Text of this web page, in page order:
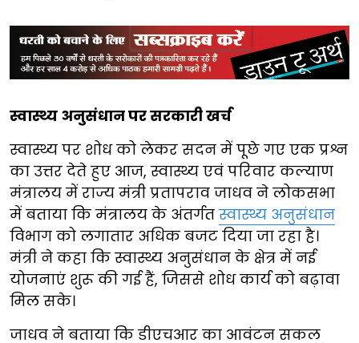
स्वास्थ्य अनुसंधान पर सरकारी खर्च
स्वास्थ्य पर शोध को लेकर सदन में पूछे गए एक प्रश्न
का उत्तर देते हुए आज, स्वास्थ्य एवं परिवार कल्याण
मंत्रालय में राज्य मंत्री प्रतापराव जाधव ने लोकसभा
में बताया कि मंत्रालय के अंतर्गत स्वास्थ्य अनुसंधान
विभाग को लगातार अधिक बजट दिया जा रहा है।
मंत्री ने कहा कि स्वास्थ्य अनुसंधान के क्षेत्र में नई
योजनाएं शुरू की गई हैं, जिससे शोध कार्य को बढ़ावा
मिल सके।
जाधव ने बताया कि डीएचआर का आवंटन सकल